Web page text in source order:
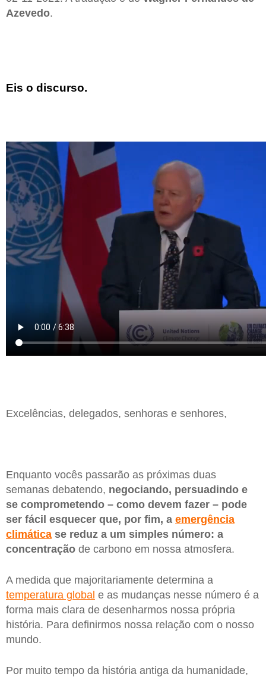
Azevedo.
Eis o discurso.
Excelências, delegados, senhoras e senhores,
Enquanto vocês passarão as próximas duas
semanas debatendo, negociando, persuadindo e
se comprometendo – como devem fazer – pode
ser fácil esquecer que, por fim, a emergência
climática se reduz a um simples número: a
concentração de carbono em nossa atmosfera.
A medida que majoritariamente determina a
temperatura global e as mudanças nesse número é a
forma mais clara de desenharmos nossa própria
história. Para definirmos nossa relação com o nosso
mundo.
Por muito tempo da história antiga da humanidade,